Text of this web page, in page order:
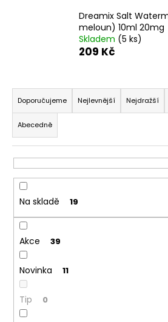
Dreamix Salt
meloun) 10ml 20mg
Skladem (5 ks)
209 Kč
Ř
a
z
e
n
í
p
o
d
u
k
ů
Doporučujeme Nejlevnější Nejdražší
Abecedně
Na skladě 19
Akce 39
Novinka 11
Tip 0
?
HLEDAT
D
o
o
u